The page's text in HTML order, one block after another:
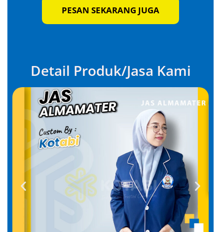
PESAN SEKARANG JUGA
Detail Produk/Jasa Kami